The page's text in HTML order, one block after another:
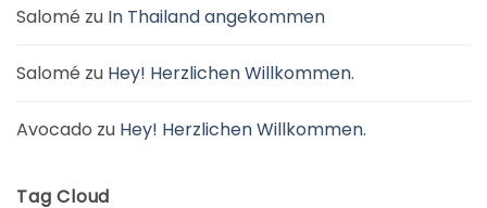
Salomé zu In Thailand angekommen
Salomé zu Hey! Herzlichen Willkommen.
Avocado zu Hey! Herzlichen Willkommen.
Tag Cloud